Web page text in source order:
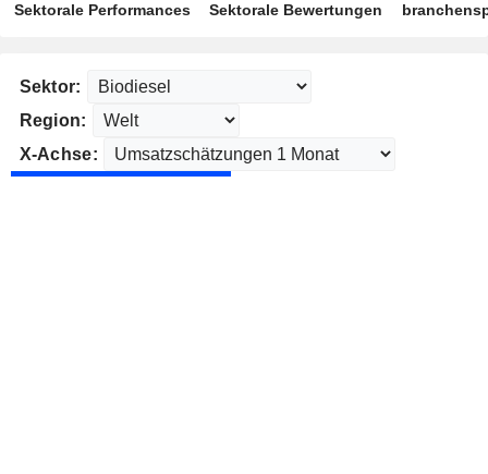
Sektorale Performances Sektorale Bewertungen
Sektor:
Region:
X-Achse: